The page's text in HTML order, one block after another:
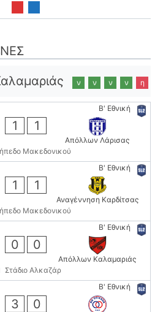
ν ν ν ν η
Β' Εθνική
1 1
Απόλλων Λάρισας
Μακεδονικού
Β' Εθνική
1 1
Αναγέννηση Καρδίτσας
Μακεδονικού
Β' Εθνική
0 0
Απόλλων Καλαμαριάς
Στάδιο Αλκαζάρ
Β' Εθνική
3 0